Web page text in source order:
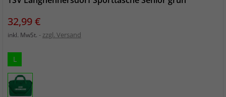
Preis
32,99 €
inkl. MwSt. zzgl. Versand
L